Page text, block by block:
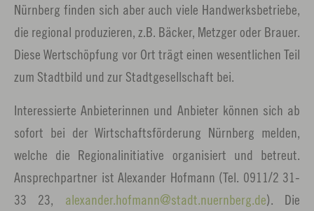
Nürnberg finden sich aber auch viele Handwerksbetriebe,
die regional produzieren, z.B. Bäcker, Metzger oder Brauer.
Diese Wertschöpfung vor Ort trägt einen wesentlichen Teil
zum Stadtbild und zur Stadtgesellschaft bei.
Interessierte Anbieterinnen und Anbieter können sich ab
sofort bei der Wirtschaftsförderung Nürnberg melden,
welche die Regionalinitiative organisiert und betreut.
Ansprechpartner ist Alexander Hofmann (Tel. 0911/2 31-
33 23, alexander.hofmann stadt.nuernberg.de). Die